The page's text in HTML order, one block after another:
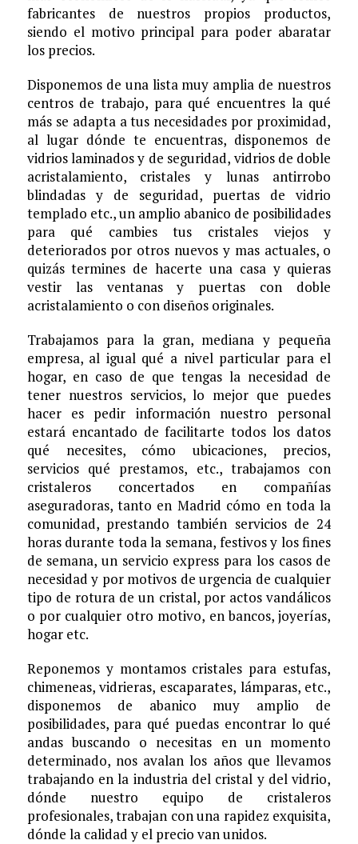
fabricantes de nuestros propios productos,
siendo el motivo principal para poder abaratar
los precios.
Disponemos de una lista muy amplia de nuestros
centros de trabajo, para qué encuentres la qué
más se adapta a tus necesidades por proximidad,
al lugar dónde te encuentras, disponemos de
vidrios laminados y de seguridad, vidrios de doble
acristalamiento, cristales y lunas antirrobo
blindadas y de seguridad, puertas de vidrio
templado etc., un amplio abanico de posibilidades
para qué cambies tus cristales viejos y
deteriorados por otros nuevos y mas actuales, o
quizás termines de hacerte una casa y quieras
vestir las ventanas y puertas con doble
acristalamiento o con diseños originales.
Trabajamos para la gran, mediana y pequeña
empresa, al igual qué a nivel particular para el
hogar, en caso de que tengas la necesidad de
tener nuestros servicios, lo mejor que puedes
hacer es pedir información nuestro personal
estará encantado de facilitarte todos los datos
qué necesites, cómo ubicaciones, precios,
servicios qué prestamos, etc., trabajamos con
cristaleros concertados en compañías
aseguradoras, tanto en Madrid cómo en toda la
comunidad, prestando también servicios de 24
horas durante toda la semana, festivos y los fines
de semana, un servicio express para los casos de
necesidad y por motivos de urgencia de cualquier
tipo de rotura de un cristal, por actos vandálicos
o por cualquier otro motivo, en bancos, joyerías,
hogar etc.
Reponemos y montamos cristales para estufas,
chimeneas, vidrieras, escaparates, lámparas, etc.,
disponemos de abanico muy amplio de
posibilidades, para qué puedas encontrar lo qué
andas buscando o necesitas en un momento
determinado, nos avalan los años que llevamos
trabajando en la industria del cristal y del vidrio,
dónde nuestro equipo de cristaleros
profesionales, trabajan con una rapidez exquisita,
dónde la calidad y el precio van unidos.